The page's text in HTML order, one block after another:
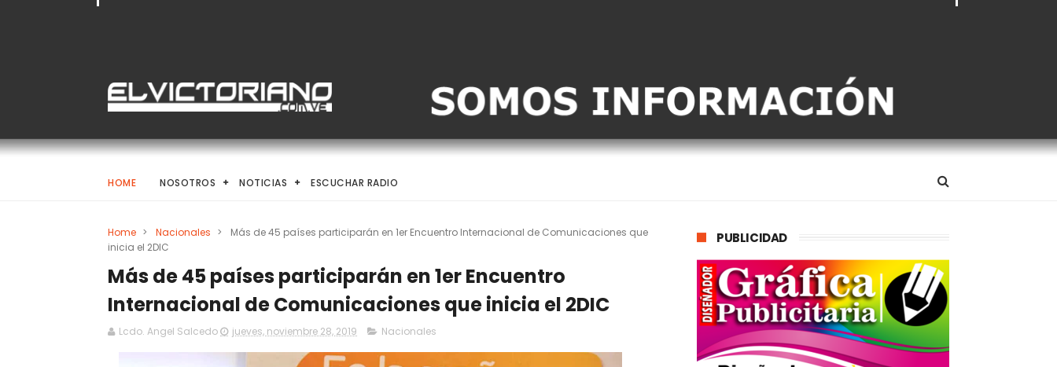
HOME NOSOTROS NOTICIAS ESCUCHAR RADIO
Home > Nacionales >
Más de 45 países participarán en 1er Encuentro Internacional de Comunicaciones que
inicia el 2DIC
Más de 45 países participarán en 1er Encuentro
Internacional de Comunicaciones que inicia el 2DIC
Lcdo. Angel Salcedo jueves, noviembre 28, 2019 Nacionales
PUBLICIDAD